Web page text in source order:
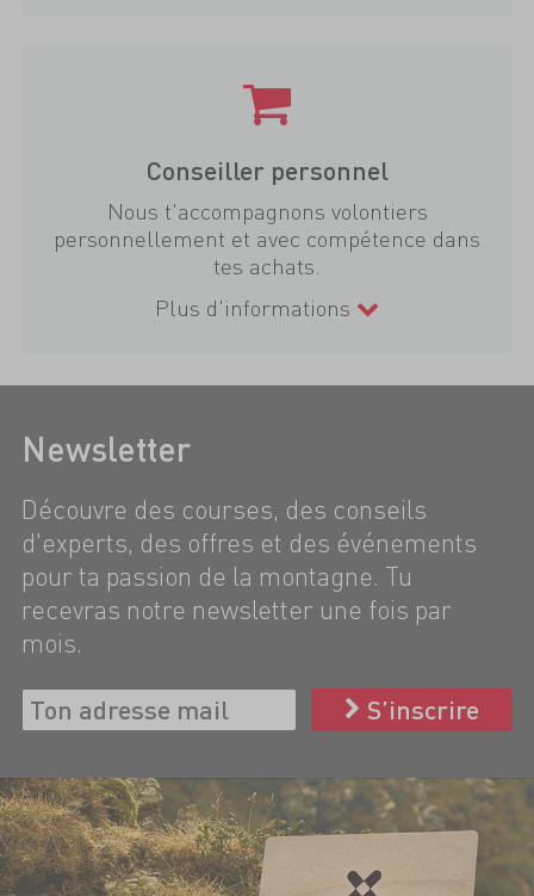
Conseiller personnel
Nous t'accompagnons volontiers
personnellement et avec compétence dans
tes achats.
Plus d'informations
Newsletter
Découvre des courses, des conseils
d'experts, des offres et des événements
pour ta passion de la montagne. Tu
recevras notre newsletter une fois par
mois.
S’inscrire